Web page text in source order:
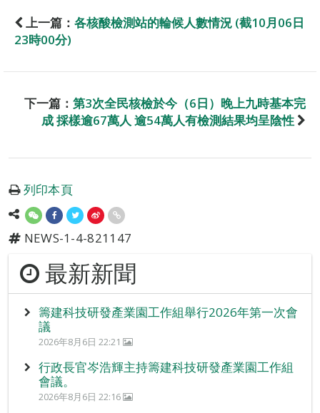
上一篇： 各核酸檢測站的輪候人數情況 (截10月06日
23時00分)
下一篇： 第3次全民核檢於今（6日）晚上九時基本完
成 採樣逾67萬人 逾54萬人有檢測結果均呈陰性
列印本頁
NEWS-1-4-821147
最新新聞
籌建科技研發產業園工作組舉行2026年第一次會
議
2026年8月6日 22:21
行政長官岑浩輝主持籌建科技研發產業園工作組
會議。
2026年8月6日 22:16